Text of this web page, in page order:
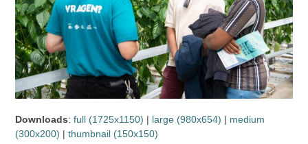
Downloads:full (1725x1150) | large (980x654) | medium
(300x200) |thumbnail (150x150)